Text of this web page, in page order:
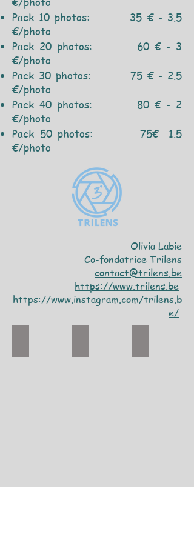
Pack 10 photos: 35 € - 3.5
€/photo
Pack 20 photos: 60 € - 3
€/photo
Pack 30 photos: 75 € - 2.5
€/photo
Pack 40 photos: 80 € - 2
€/photo
Pack 50 photos: 75€ -1.5
€/photo
Olivia Labie
Co-fondatrice Trilens
contact@trilens.be
https://www.trilens.be
https://www.instagram.com/trilens.b
e/